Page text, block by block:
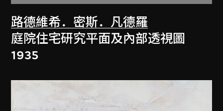
路德維希．密斯．凡德羅
庭院住宅研究平面及內部透視圖
1935